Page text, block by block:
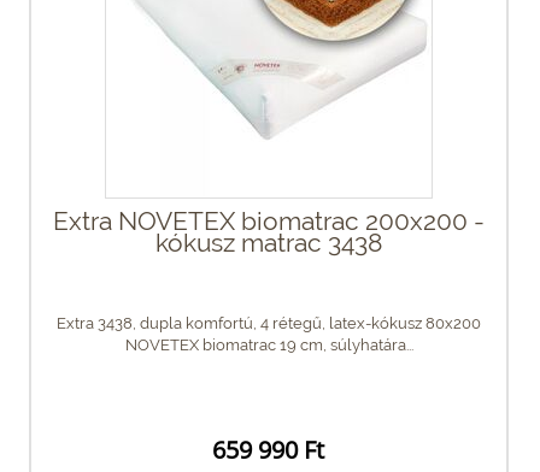
Extra NOVETEX biomatrac 200x200 -
kókusz matrac 3438
Extra 3438, dupla komfortú, 4 rétegű, latex-kókusz 80x200
NOVETEX biomatrac 19 cm, súlyhatára...
659 990 Ft